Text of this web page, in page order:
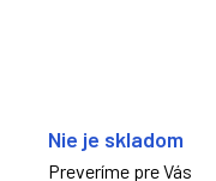
Nie je skladom
Preveríme pre Vás